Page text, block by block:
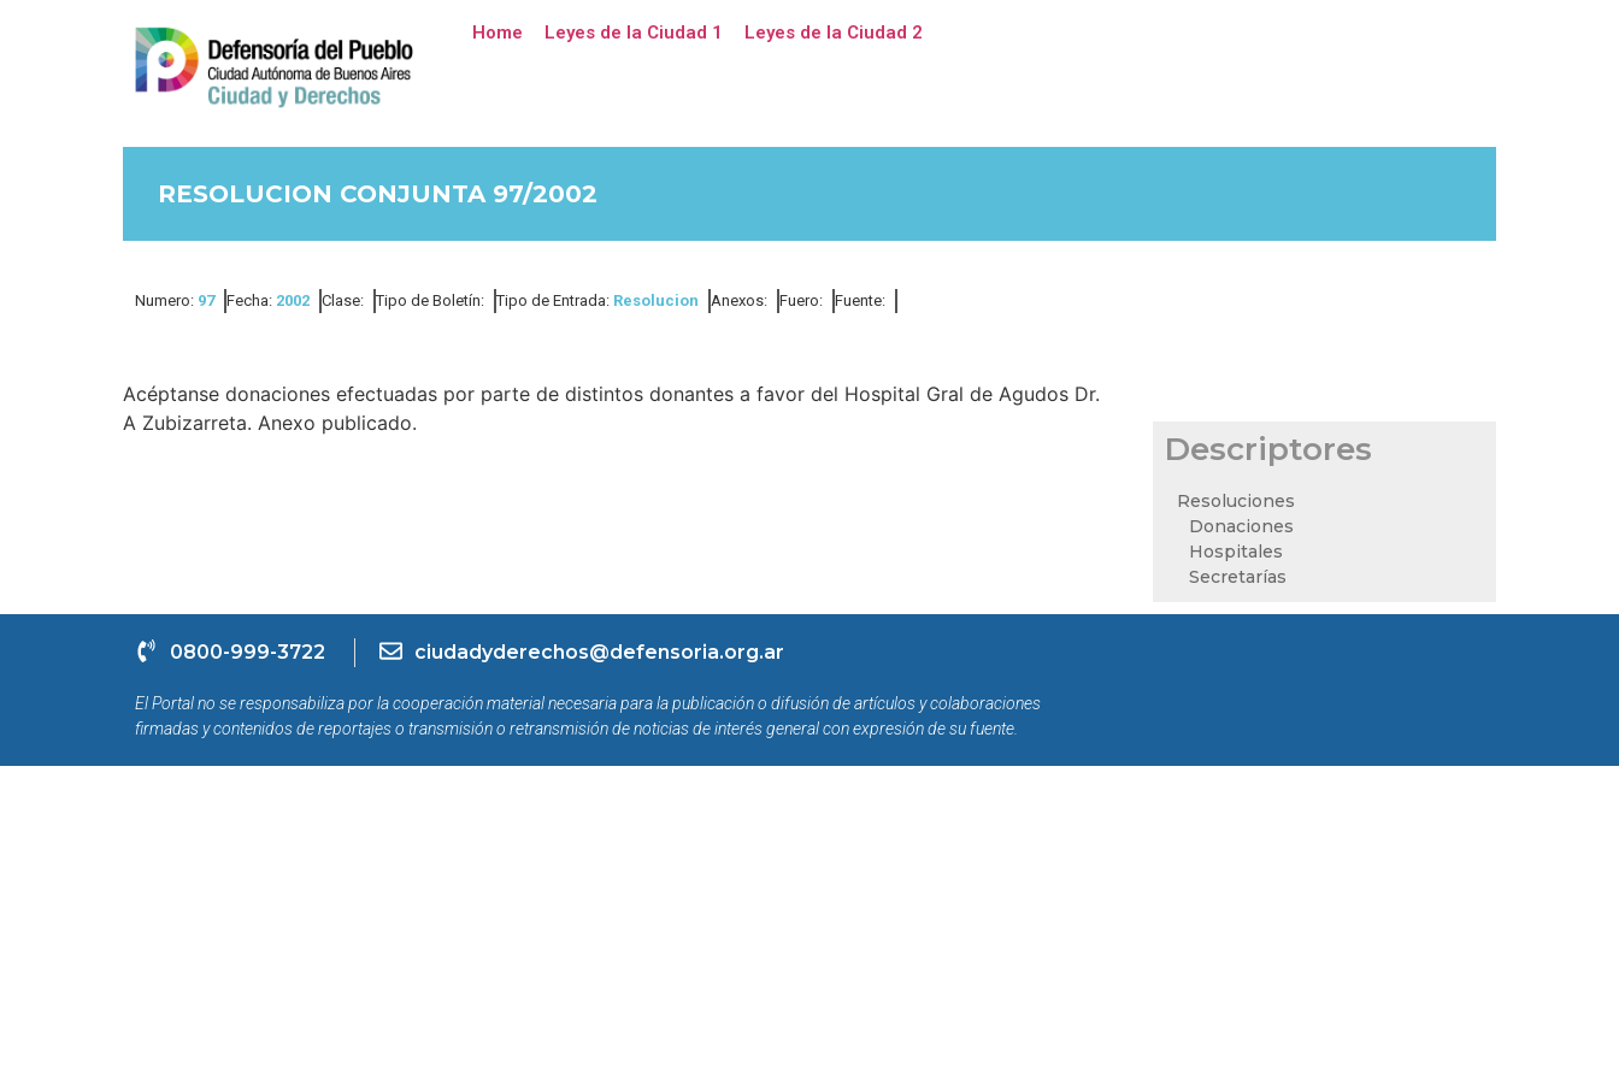
Home Leyes de la Ciudad 1 Leyes de la Ciudad 2
RESOLUCION CONJUNTA 97/2002
Numero: 97 Fecha: 2002 Clase: Tipo de Boletín: Tipo de Entrada: Resolucion Anexos: Fuero: Fuente:
Acéptanse donaciones efectuadas por parte de distintos donantes a favor del Hospital Gral de Agudos Dr.
A Zubizarreta. Anexo publicado.
Descriptores
Resoluciones
Donaciones
Hospitales
Secretarías
0800-999-3722 ciudadyderechos@defensoria.org.ar
El Portal no se responsabiliza por la cooperación material necesaria para la publicación o difusión de artículos y colaboraciones
firmadas y contenidos de reportajes o transmisión o retransmisión de noticias de interés general con expresión de su fuente.